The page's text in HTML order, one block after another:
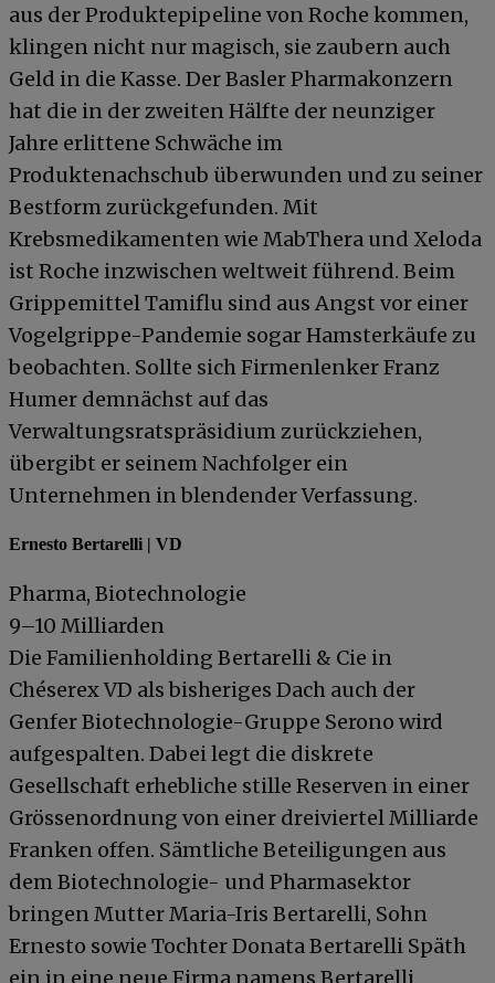
aus der Produktepipeline von Roche kommen,
klingen nicht nur magisch, sie zaubern auch
Geld in die Kasse. Der Basler Pharmakonzern
hat die in der zweiten Hälfte der neunziger
Jahre erlittene Schwäche im
Produktenachschub überwunden und zu seiner
Bestform zurückgefunden. Mit
Krebsmedikamenten wie MabThera und Xeloda
ist Roche inzwischen weltweit führend. Beim
Grippemittel Tamiflu sind aus Angst vor einer
Vogelgrippe-Pandemie sogar Hamsterkäufe zu
beobachten. Sollte sich Firmenlenker Franz
Humer demnächst auf das
Verwaltungsratspräsidium zurückziehen,
übergibt er seinem Nachfolger ein
Unternehmen in blendender Verfassung.
Ernesto Bertarelli | VD
Pharma, Biotechnologie
9–10 Milliarden
Die Familienholding Bertarelli & Cie in
Chéserex VD als bisheriges Dach auch der
Genfer Biotechnologie-Gruppe Serono wird
aufgespalten. Dabei legt die diskrete
Gesellschaft erhebliche stille Reserven in einer
Grössenordnung von einer dreiviertel Milliarde
Franken offen. Sämtliche Beteiligungen aus
dem Biotechnologie- und Pharmasektor
bringen Mutter Maria-Iris Bertarelli, Sohn
Ernesto sowie Tochter Donata Bertarelli Späth